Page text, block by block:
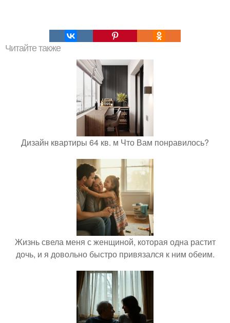
Читайте также
Дизайн квартиры 64 кв. м Что Вам понравилось?
Жизнь свела меня с женщиной, которая одна растит
дочь, и я довольно быстро привязался к ним обеим.